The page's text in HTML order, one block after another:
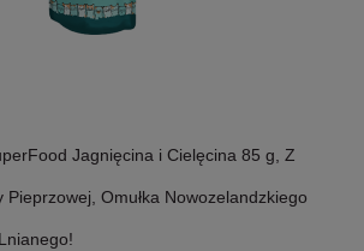
Jagnięcina i Cielęcina 85 g, Z
Pieprzowej, Omułka Nowozelandzkiego